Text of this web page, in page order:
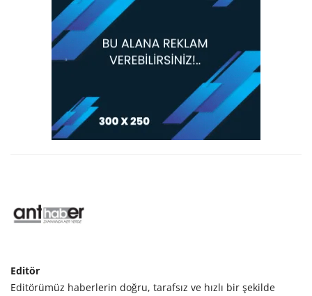
Editör
Editörümüz haberlerin doğru, tarafsız ve hızlı bir şekilde